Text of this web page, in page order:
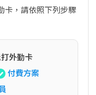
卡，請依照下列步驟
外勤卡
付費方案